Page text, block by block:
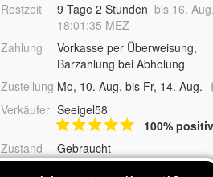
Restzeit 9 Tage 2 Stunden bis 16.
18:01:35 MEZ
Zahlung
Vorkasse per Überweisung,
Barzahlung bei Abholung
Zustellung Mo, 10. Aug. bis Fr, 14. Aug.
Verkäufer Seeigel58
100% positiv
Zustand
Gebraucht